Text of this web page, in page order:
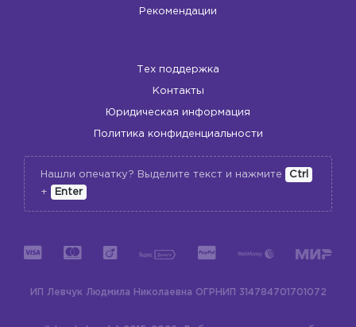
Рекомендации
Тех поддержка
Контакты
Юридическая информация
Политика конфиденциальности
Нашли опечатку? Выделите текст и нажмите
Ctrl
+
Enter
ИП Левчук Людмила Николаевна ОГРНИП 314784701701072